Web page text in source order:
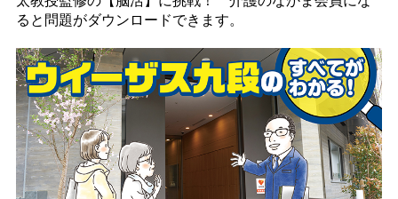
ると問題がダウンロードできます。